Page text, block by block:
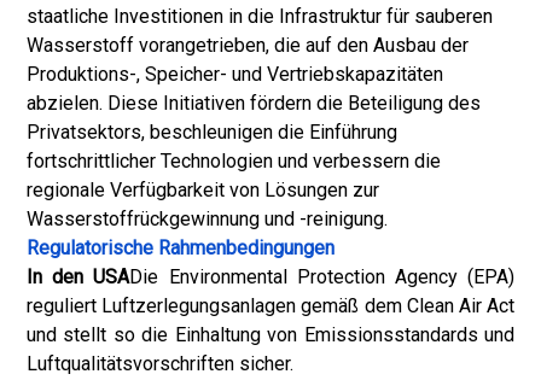
staatliche Investitionen in die Infrastruktur für sauberen
Wasserstoff vorangetrieben, die auf den Ausbau der
Produktions-, Speicher- und Vertriebskapazitäten
abzielen. Diese Initiativen fördern die Beteiligung des
Privatsektors, beschleunigen die Einführung
fortschrittlicher Technologien und verbessern die
regionale Verfügbarkeit von Lösungen zur
Wasserstoffrückgewinnung und -reinigung.
Regulatorische Rahmenbedingungen
In den USADie Environmental Protection Agency (EPA)
reguliert Luftzerlegungsanlagen gemäß dem Clean Air Act
und stellt so die Einhaltung von Emissionsstandards und
Luftqualitätsvorschriften sicher.